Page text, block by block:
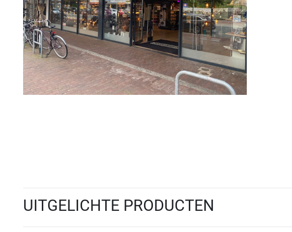
UITGELICHTE PRODUCTEN